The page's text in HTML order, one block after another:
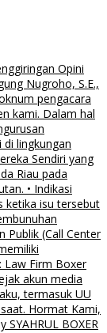
Opini
Nugroho, S.E.,
pengacara
kami. Dalam hal
lingkungan
Sendiri yang
Riau pada
• Indikasi
ketika isu tersebut
Publik (Call Center
Law Firm Boxer
akun media
termasuk UU
Hormat Kami,
SYAHRUL BOXER